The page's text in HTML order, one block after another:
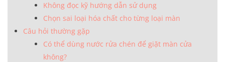
Không đọc kỹ hướng dẫn sử dụng
Chọn sai loại hóa chất cho từng loại màn
Câu hỏi thường gặp
Có thể dùng nước rửa chén để giặt màn cửa
không?